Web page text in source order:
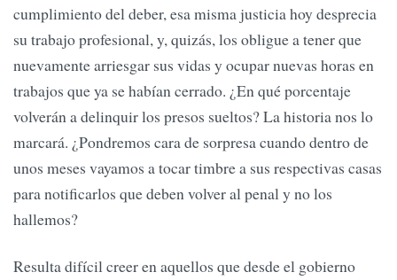
cumplimiento del deber, esa misma justicia hoy desprecia
su trabajo profesional, y, quizás, los obligue a tener que
nuevamente arriesgar sus vidas y ocupar nuevas horas en
trabajos que ya se habían cerrado. ¿En qué porcentaje
volverán a delinquir los presos sueltos? La historia nos lo
marcará. ¿Pondremos cara de sorpresa cuando dentro de
unos meses vayamos a tocar timbre a sus respectivas casas
para notificarlos que deben volver al penal y no los
hallemos?
Resulta difícil creer en aquellos que desde el gobierno